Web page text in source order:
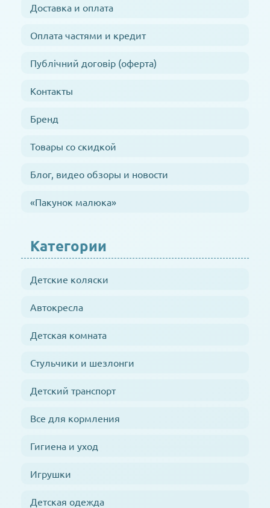
Доставка и оплата
Оплата частями и кредит
Публічний договір (оферта)
Контакты
Бренд
Товары со скидкой
Блог, видео обзоры и новости
«Пакунок малюка»
Категории
Детские коляски
Автокресла
Детская комната
Стульчики и шезлонги
Детский транспорт
Все для кормления
Гигиена и уход
Игрушки
Детская одежда